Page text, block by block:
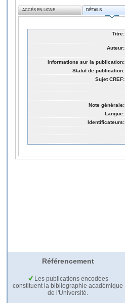
ACCÈS EN LIGNE DÉTAILS
Titre:
Auteur:
Informations sur la publication:
Statut de publication:
Sujet CREF:
Note générale:
Langue:
Identificateurs:
Référencement
Les publications encodées
constituent la bibliographie académique
de l'Université.